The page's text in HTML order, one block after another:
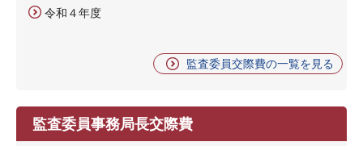
令和４年度
監査委員交際費の一覧を見る
監査委員事務局長交際費